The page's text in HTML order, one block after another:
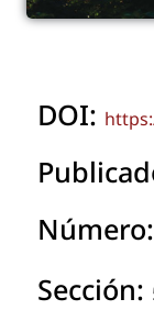
DOI:
Número:
Sección: